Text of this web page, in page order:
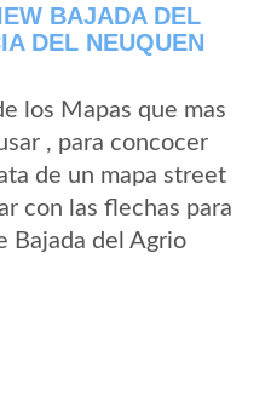
BAJADA DEL
DEL NEUQUEN
los Mapas que mas
, para concocer
de un mapa street
con las flechas para
Bajada del Agrio